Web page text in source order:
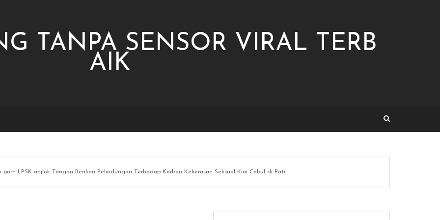
TANPA SENSOR VIRAL TERB
AIK
porn LPSK anjlok Tangan Berikan Pelindungan Terhadap Korban Kekerasan Seksual Kiai Cabul di Pati